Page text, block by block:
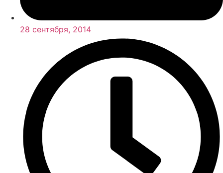
28 сентября, 2014